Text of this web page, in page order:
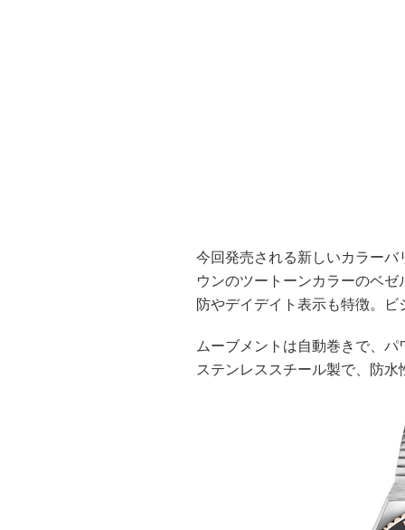
今回発売される新しいカラー
ウンのツートーンカラーのベ
防やデイデイト表示も特徴。
ムーブメントは自動巻きで、
ステンレススチール製で、防